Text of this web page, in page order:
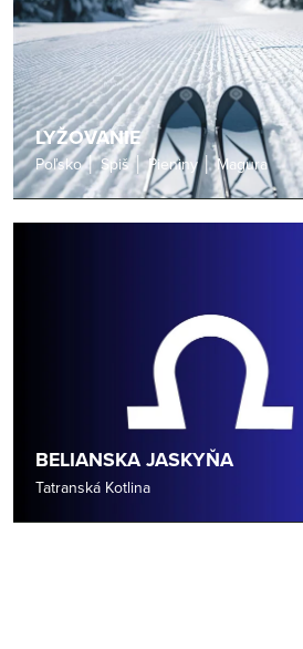
LYŽOVANIE
Poľsko │ Spiš │ Pieniny │ Magura
BELIANSKA JASKYŇA
Tatranská Kotlina